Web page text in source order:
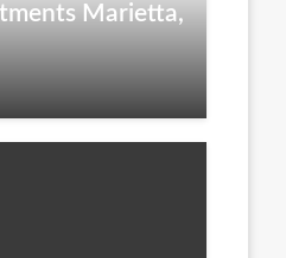
Marietta,